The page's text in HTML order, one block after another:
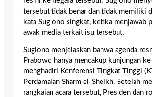
tersebut tidak benar dan tidak memiliki
kata Sugiono singkat, ketika menjawab
awak media terkait isu tersebut.
Sugiono menjelaskan bahwa agenda
Prabowo hanya mencakup kunjungan
menghadiri Konferensi Tingkat Tinggi
Perdamaian Sharm el-Sheikh. Setelah
rangkaian acara tersebut, Presiden dan